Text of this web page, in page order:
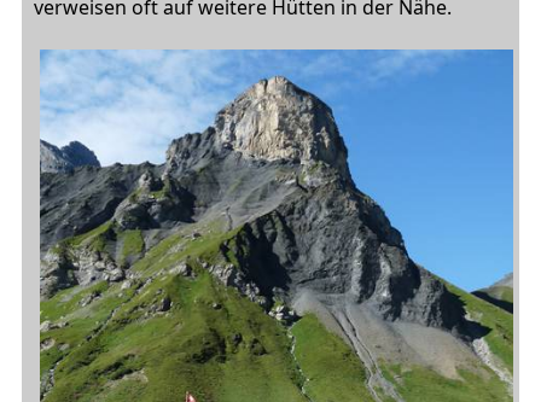
verweisen oft auf weitere Hütten in der Nähe.